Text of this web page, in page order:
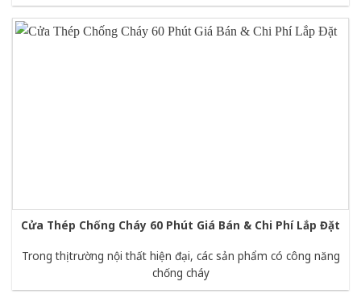
​​​​​​​Cửa Thép Chống Cháy 60 Phút Giá Bán & Chi Phí Lắp Đặt
Trong thị trường nội thất hiện đại, các sản phẩm có công năng
chống cháy